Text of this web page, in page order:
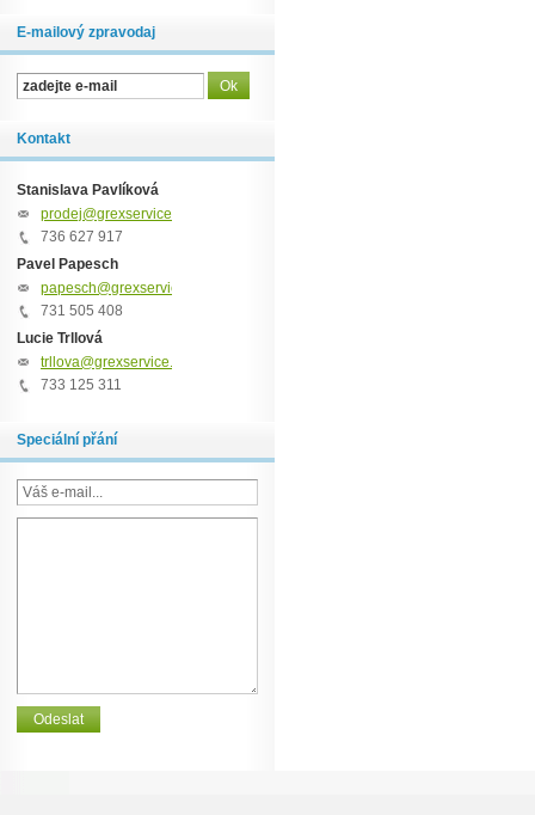
E-mailový zpravodaj
Kontakt
Stanislava Pavlíková
prodej@grexservice.cz
736 627 917
Pavel Papesch
papesch@grexservice.cz
731 505 408
Lucie Trllová
trllova@grexservice.cz
733 125 311
Speciální přání